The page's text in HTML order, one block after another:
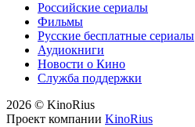
Российские сериалы
Фильмы
Русские бесплатные сериалы
Аудиокниги
Новости о Кино
Служба поддержки
2026 © KinoRius
Проект компании KinoRius